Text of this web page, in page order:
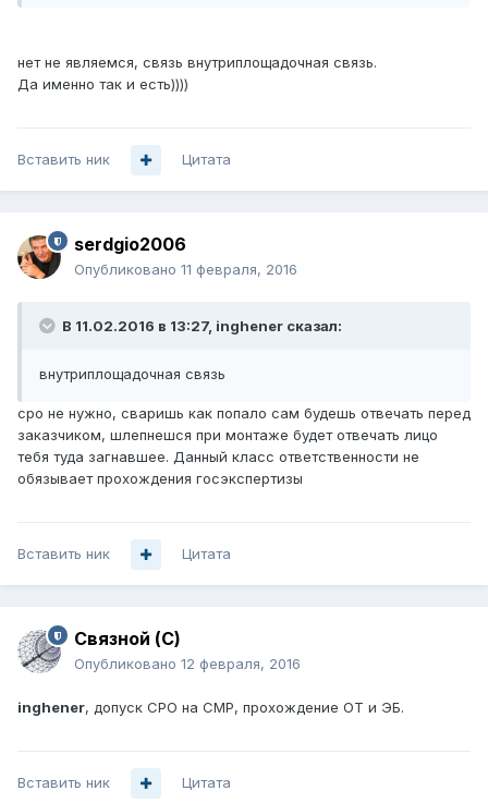
нет не являемся, связь внутриплощадочная связь.
Да именно так и есть))))
Вставить ник Цитата
serdgio2006
Опубликовано 11 февраля, 2016
В 11.02.2016 в 13:27, inghener сказал:
внутриплощадочная связь
сро не нужно, сваришь как попало сам будешь отвечать перед
заказчиком, шлепнешся при монтаже будет отвечать лицо
тебя туда загнавшее. Данный класс ответственности не
обязывает прохождения госэкспертизы
Вставить ник Цитата
Связной (С)
Опубликовано 12 февраля, 2016
inghener, допуск СРО на СМР, прохождение ОТ и ЭБ.
Вставить ник Цитата